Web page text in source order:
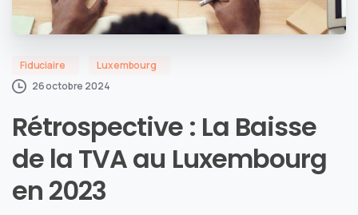
Fiduciaire
Luxembourg
26 octobre 2024
Rétrospective : La Baisse
de la TVA au Luxembourg
en 2023